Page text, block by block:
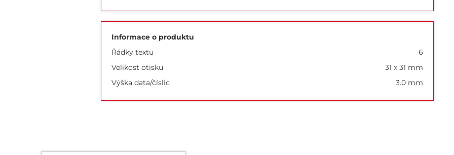
Informace o produktu
Řádky textu
6
Velikost otisku
31 x 31 mm
Výška data/číslic
3.0 mm